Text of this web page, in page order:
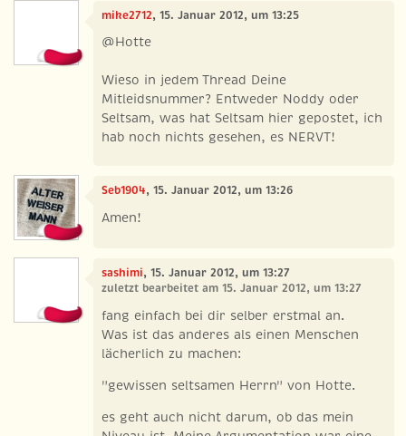
mike2712, 15. Januar 2012, um 13:25
@Hotte
Wieso in jedem Thread Deine
Mitleidsnummer? Entweder Noddy oder
Seltsam, was hat Seltsam hier gepostet, ich
hab noch nichts gesehen, es NERVT!
Seb1904, 15. Januar 2012, um 13:26
Amen!
sashimi, 15. Januar 2012, um 13:27
zuletzt bearbeitet am 15. Januar 2012, um 13:27
fang einfach bei dir selber erstmal an.
Was ist das anderes als einen Menschen
lächerlich zu machen:
"gewissen seltsamen Herrn" von Hotte.
es geht auch nicht darum, ob das mein